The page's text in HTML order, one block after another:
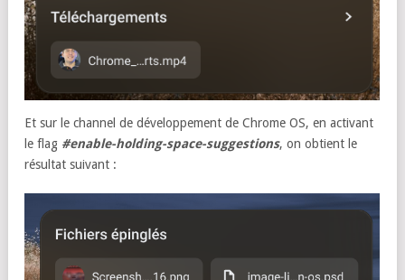
Et sur le channel de développement de Chrome OS, en activant
le flag #enable-holding-space-suggestions, on obtient le
résultat suivant :